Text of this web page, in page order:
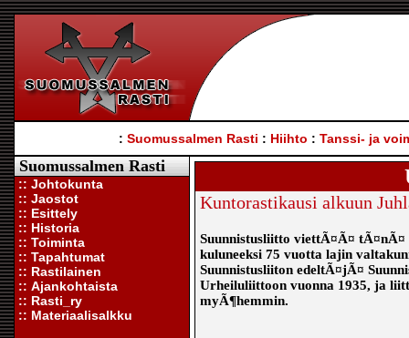
: Suomussalmen Rasti : Hiihto : Tanssi- ja
Suomussalmen Rasti
:: Johtokunta
:: Jaostot
:: Esittely
:: Historia
:: Toiminta
:: Tapahtumat
:: Rastilainen
:: Ajankohtaista
:: Rasti_ry
:: Materiaalisalkku
Kuntorastikausi alkuun
Suunnistusliitto viettÃ¤Ã¤
kuluneeksi 75 vuotta lajin
Suunnistusliiton edeltÃ¤jÃ¤
Urheiluliittoon vuonna 1935, ja
myÃ¶hemmin.